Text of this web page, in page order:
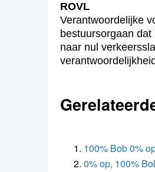
ROVL
Verantwoordelijke
bestuursorgaan
naar nul
100% Bob 0%
0% op, 100%